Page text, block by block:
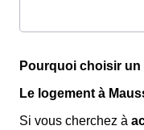
Pourquoi choisir
Le logement à
Si vous cherchez à